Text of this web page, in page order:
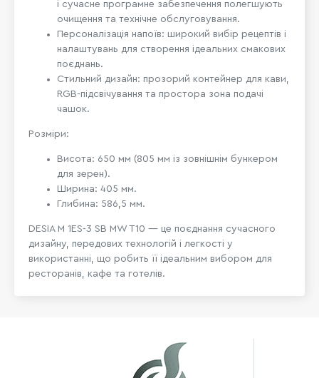
і сучасне програмне забезпечення полегшують
очищення та технічне обслуговування.
Персоналізація напоїв: широкий вибір рецептів і
налаштувань для створення ідеальних смакових
поєднань.
Стильний дизайн: прозорий контейнер для кави,
RGB-підсвічування та простора зона подачі
чашок.
Розміри:
Висота: 650 мм (805 мм із зовнішнім бункером
для зерен).
Ширина: 405 мм.
Глибина: 586,5 мм.
DESIA M 1ES-3 SB MW T10 — це поєднання сучасного
дизайну, передових технологій і легкості у
використанні, що робить її ідеальним вибором для
ресторанів, кафе та готелів.